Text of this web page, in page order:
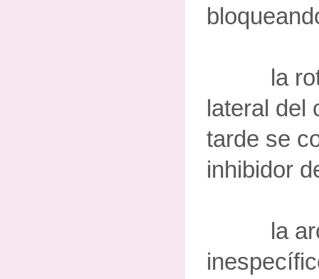
la
lateral del
tarde se
inhibidor
la